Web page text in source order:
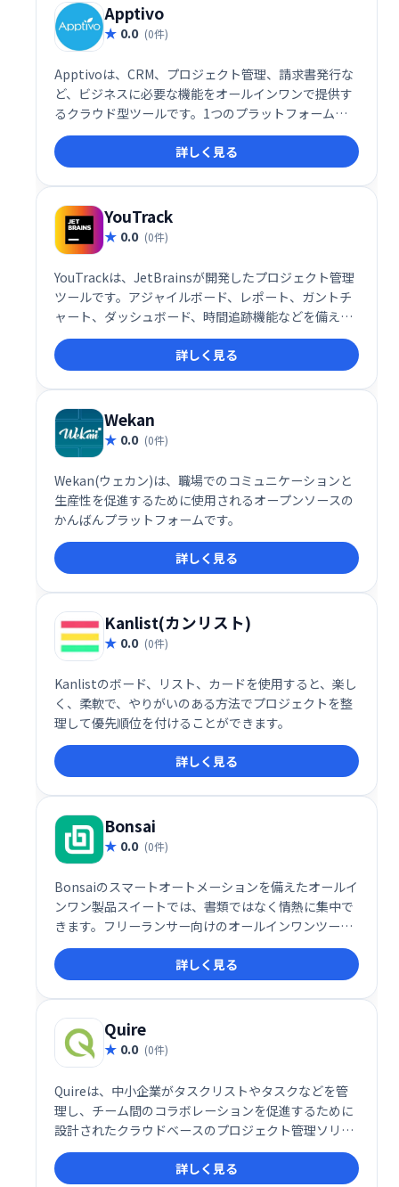
Apptivo
0.0 (0件)
Apptivoは、CRM、プロジェクト管理、請求書発行な
ど、ビジネスに必要な機能をオールインワンで提供す
るクラウド型ツールです。1つのプラットフォームで
業務を効率化し、生産性を向上させます。様々なビジ
ネスニーズに対応できる柔軟性と、直感的な操作性を
兼ね備えています。中小企業から大企業まで、幅広い
規模のビジネスを支援します。
詳しく見る
YouTrack
0.0 (0件)
YouTrackは、JetBrainsが開発したプロジェクト管理
ツールです。アジャイルボード、レポート、ガントチ
ャート、ダッシュボード、時間追跡機能などを備え、
タスクや課題の追跡、顧客対応、スプリント計画など
を効率化します。柔軟なワークフロー設定と、マーク
ダウンや絵文字反応にも対応。10ユーザーまでは無料
で利用でき、クラウドまたはスタンドアロンで導入可
能です。
詳しく見る
Wekan
0.0 (0件)
Wekan(ウェカン)は、職場でのコミュニケーションと
生産性を促進するために使用されるオープンソースの
かんばんプラットフォームです。
詳しく見る
Kanlist(カンリスト)
0.0 (0件)
Kanlistのボード、リスト、カードを使用すると、楽し
く、柔軟で、やりがいのある方法でプロジェクトを整
理して優先順位を付けることができます。
詳しく見る
Bonsai
0.0 (0件)
Bonsaiのスマートオートメーションを備えたオールイ
ンワン製品スイートでは、書類ではなく情熱に集中で
きます。フリーランサー向けのオールインワンツール
です。
詳しく見る
Quire
0.0 (0件)
Quireは、中小企業がタスクリストやタスクなどを管
理し、チーム間のコラボレーションを促進するために
設計されたクラウドベースのプロジェクト管理ソリュ
ーションです。主な機能には、ドキュメント管理、リ
アルタイム編集、コミュニケーションツール、ディス
詳しく見る